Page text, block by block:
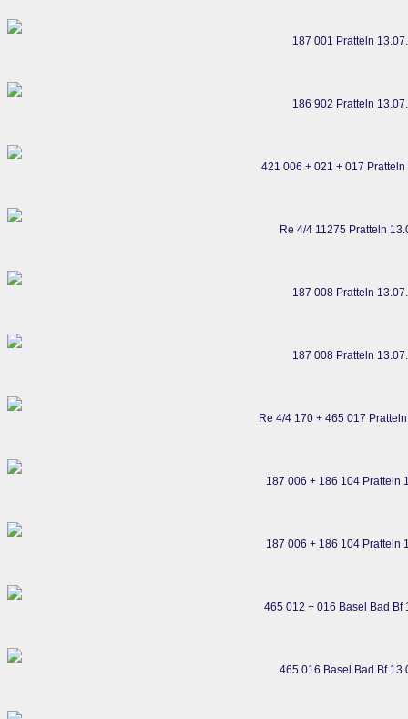
187 001 Pratteln
186 902 Pratteln
421 006 + 021 + 017
Re 4/4 11275 Pratteln
187 008 Pratteln
187 008 Pratteln
Re 4/4 170 + 465 017
187 006 + 186 104 Pratteln
187 006 + 186 104 Pratteln
465 012 + 016 Basel Bad Bf
465 016 Basel Bad Bf